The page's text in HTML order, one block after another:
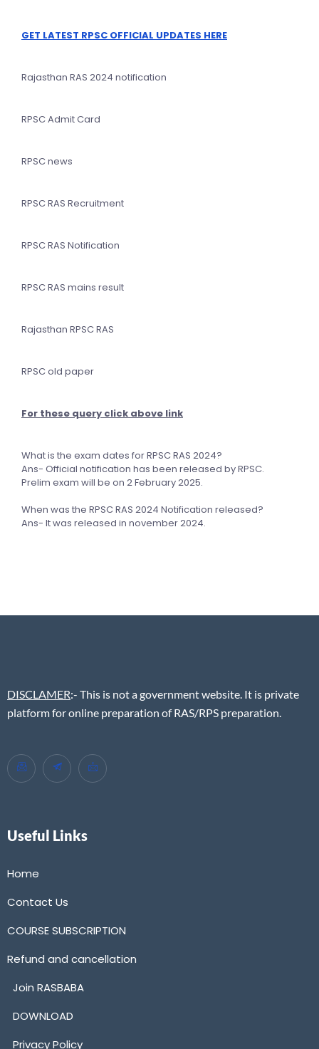
GET LATEST RPSC OFFICIAL UPDATES HERE
Rajasthan RAS 2024 notification
RPSC Admit Card
RPSC news
RPSC RAS Recruitment
RPSC RAS Notification
RPSC RAS mains result
Rajasthan RPSC RAS
RPSC old paper
For these query click above link
What is the exam dates for RPSC RAS 2024?
Ans- Official notification has been released by RPSC.
Prelim exam will be on 2 February 2025.
When was the RPSC RAS 2024 Notification released?
Ans- It was released in november 2024.
DISCLAMER:- This is not a government website. It is private
platform for online preparation of RAS/RPS preparation.
Useful Links
Home
Contact Us
COURSE SUBSCRIPTION
Refund and cancellation
Join RASBABA
DOWNLOAD
Privacy Policy